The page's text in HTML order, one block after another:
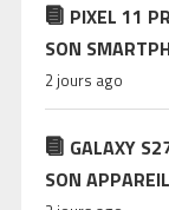
PIXEL 11
SON
2 jours ago
GALAXY
SON